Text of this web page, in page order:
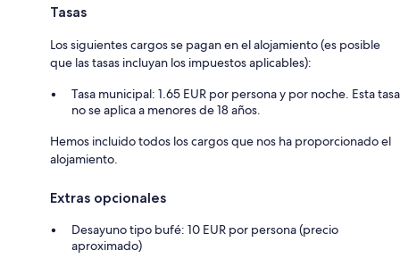
Tasas
Los siguientes cargos se pagan en el alojamiento (es posible
que las tasas incluyan los impuestos aplicables):
Tasa municipal: 1.65 EUR por persona y por noche. Esta tasa
no se aplica a menores de 18 años.
Hemos incluido todos los cargos que nos ha proporcionado el
alojamiento.
Extras opcionales
Desayuno tipo bufé: 10 EUR por persona (precio
aproximado)